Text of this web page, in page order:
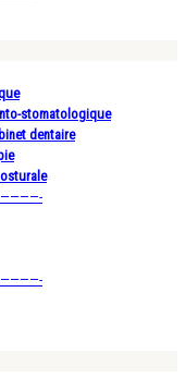
stomatologique
dentaire